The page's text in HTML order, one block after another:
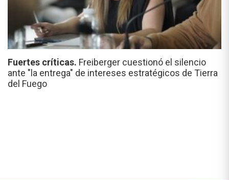
Fuertes críticas. Freiberger cuestionó el silencio
ante "la entrega" de intereses estratégicos de Tierra
del Fuego